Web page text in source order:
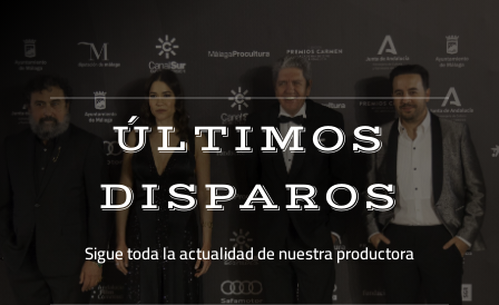
ÚLTIMOS
DISPAROS
Sigue toda la actualidad de nuestra productora